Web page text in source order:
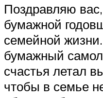
Поздравляю
бумажной
семейной
бумажный
счастья летал
чтобы в семье